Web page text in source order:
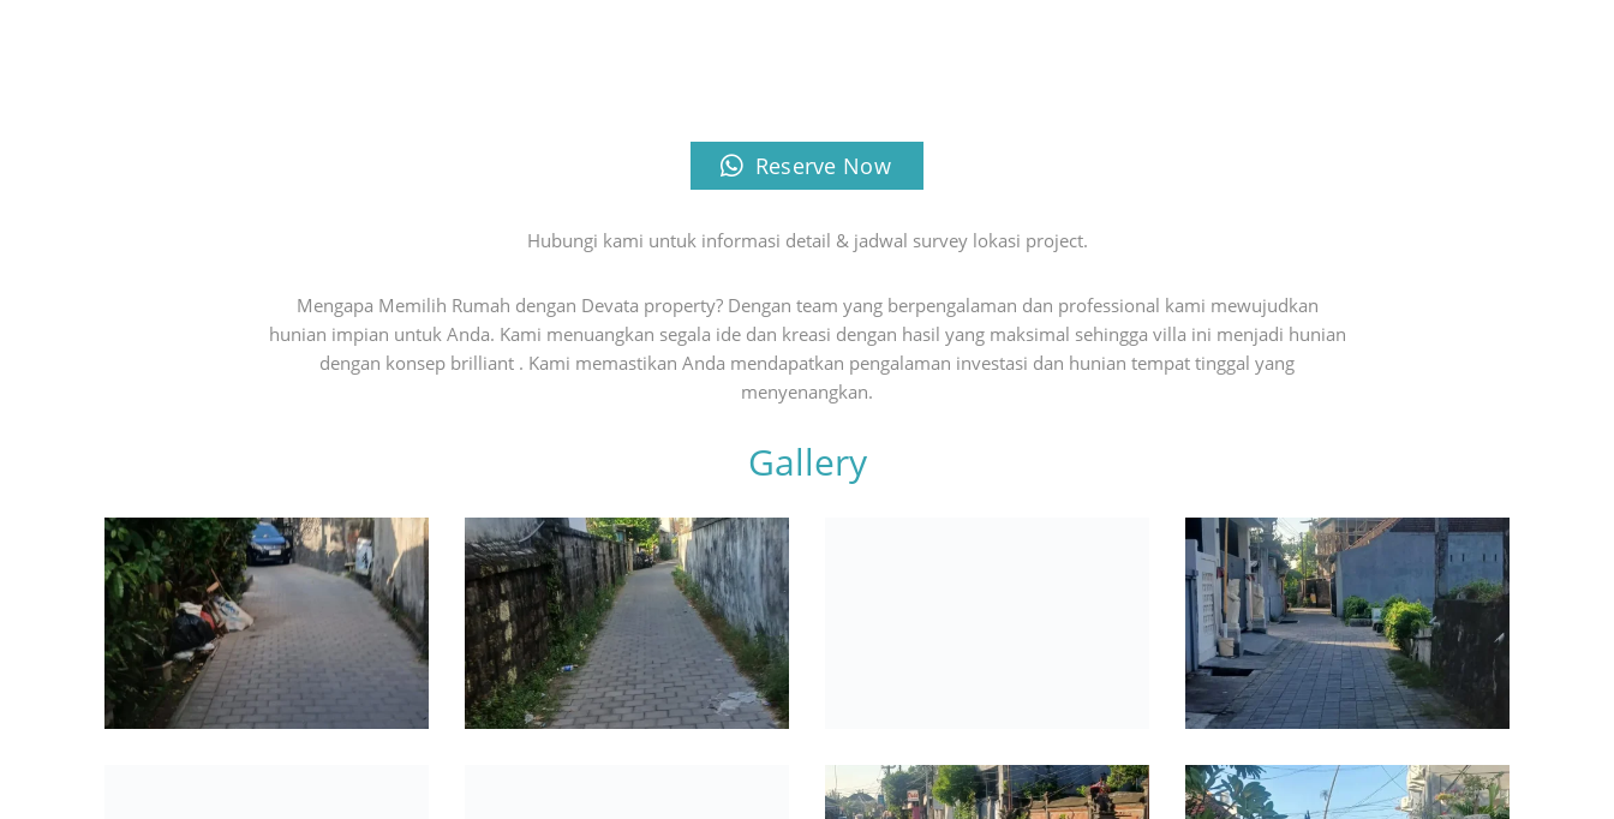
Reserve Now
Hubungi kami untuk informasi detail & jadwal survey lokasi project.
Mengapa Memilih Rumah dengan Devata property? Dengan team yang berpengalaman dan professional kami mewujudkan
hunian impian untuk Anda. Kami menuangkan segala ide dan kreasi dengan hasil yang maksimal sehingga villa ini menjadi hunian
dengan konsep brilliant . Kami memastikan Anda mendapatkan pengalaman investasi dan hunian tempat tinggal yang
menyenangkan.
Gallery